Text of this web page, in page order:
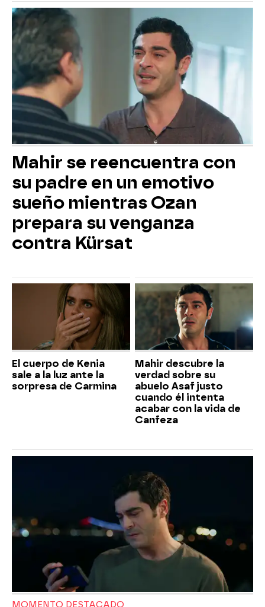
Mahir se reencuentra con
su padre en un emotivo
sueño mientras Ozan
prepara su venganza
contra Kürsat
El cuerpo de Kenia
sale a la luz ante la
sorpresa de Carmina
Mahir descubre la
verdad sobre su
abuelo Asaf justo
cuando él intenta
acabar con la vida de
Canfeza
MOMENTO DESTACADO